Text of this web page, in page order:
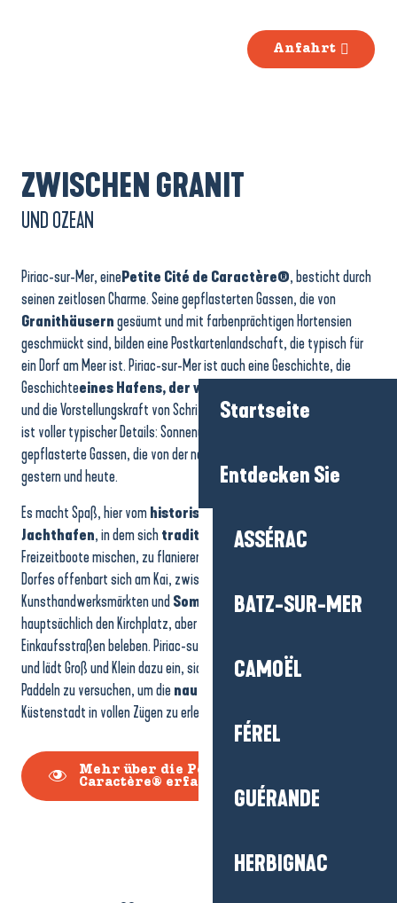
Startseite
Anfahrt
ZWISCHEN GRANIT
UND OZEAN
Piriac-sur-Mer, einePetite Cité de Caractère®, besticht durch
seinen zeitlosen Charme. Seine gepflasterten Gassen, die von
Granithäuserngesäumt und mit farbenprächtigen Hortensien
geschmückt sind, bilden eine Postkartenlandschaft, die typisch für
ein Dorf am Meer ist. Piriac-sur-Mer ist auch eine Geschichte, die
Geschichteeines Hafens, der von Seeleuten geformt
und die Vorstellungskraft von Schriftstellern fasziniert hat. Der Ort
ist voller typischer Details: Sonnenuhren, geschnitzte Giebel,
gepflasterte Gassen, die von der nahen Bretagne erzählen, von
gestern und heute.
Es macht Spaß, hier vomhistorischen Kern
Jachthafen, in dem sichtraditionelle Booteund
Freizeitboote mischen, zu flanieren. Die gesellige Atmosphäre des
Dorfes offenbart sich am Kai, zwischen Cafés,
Kunsthandwerksmärkten undSommerveranstaltungen, die
hauptsächlich den Kirchplatz, aber auch den Quai de Verdun und die
Einkaufsstraßen beleben. Piriac-sur-Mer ist dem Meer zugewandt
und lädt Groß und Klein dazu ein, sich im Segeln, Kajakfahren oder
Paddeln zu versuchen, um dienautische Tradition
Küstenstadt in vollen Zügen zu erleben.
Mehr über die Petite Cité de
Caractère® erfahren